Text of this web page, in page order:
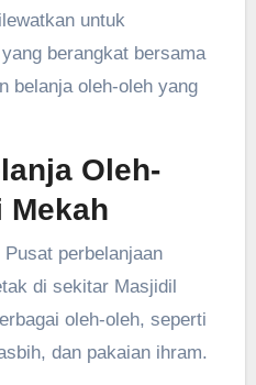
untuk
berangkat bersama
belanja oleh-oleh yang
Oleh-
Mekah
Pusat perbelanjaan
di sekitar Masjidil
oleh-oleh, seperti
dan pakaian ihram.